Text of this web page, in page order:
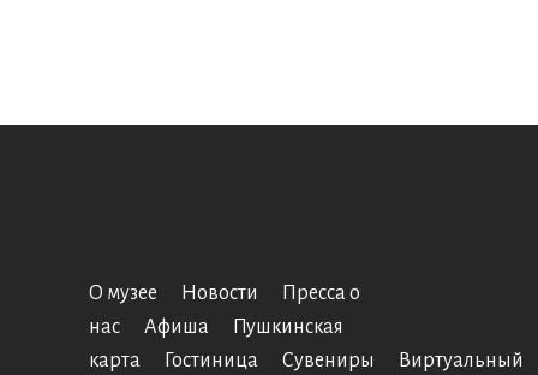
О музее Новости
Пресса о
нас
Афиша
Пушкинская
карта
Гостиница Сувениры
Виртуальный